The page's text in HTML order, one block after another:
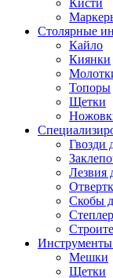
Кисти
Столярные
Кайло
Киянки
Топоры
Щетки
Гвозди
Лезвия
Скобы
Инструменты
Мешки
Щетки